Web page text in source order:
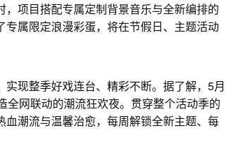
项目搭配专属定制背景音乐与全新编排的
属限定浪漫彩蛋，将在节假日、主题活动
现整季好戏连台、精彩不断。据了解，5月
网联动的潮流狂欢夜。贯穿整个活动季的
潮流与温馨治愈，每周解锁全新主题、每